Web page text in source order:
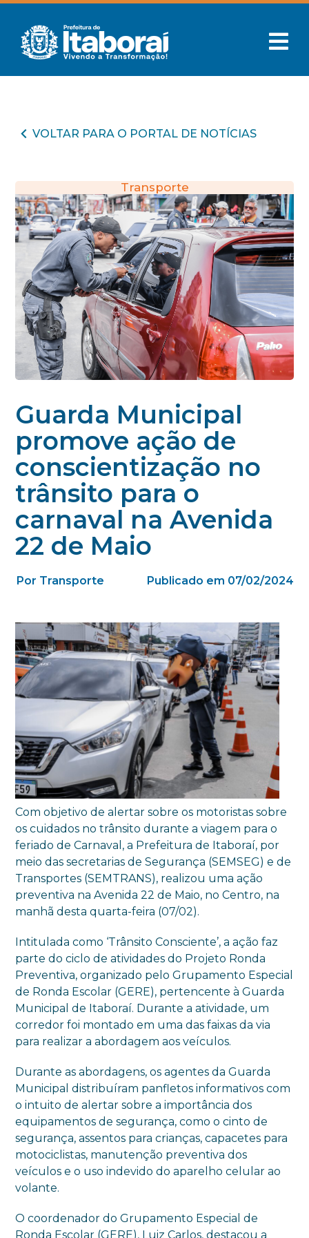
VOLTAR PARA O PORTAL DE NOTÍCIAS
Transporte
Guarda Municipal
promove ação de
conscientização no
trânsito para o
carnaval na Avenida
22 de Maio
Por Transporte Publicado em 07/02/2024
Com objetivo de alertar sobre os motoristas sobre
os cuidados no trânsito durante a viagem para o
feriado de Carnaval, a Prefeitura de Itaboraí, por
meio das secretarias de Segurança (SEMSEG) e de
Transportes (SEMTRANS), realizou uma ação
preventiva na Avenida 22 de Maio, no Centro, na
manhã desta quarta-feira (07/02).
Intitulada como ‘Trânsito Consciente’, a ação faz
parte do ciclo de atividades do Projeto Ronda
Preventiva, organizado pelo Grupamento Especial
de Ronda Escolar (GERE), pertencente à Guarda
Municipal de Itaboraí. Durante a atividade, um
corredor foi montado em uma das faixas da via
para realizar a abordagem aos veículos.
Durante as abordagens, os agentes da Guarda
Municipal distribuíram panfletos informativos com
o intuito de alertar sobre a importância dos
equipamentos de segurança, como o cinto de
segurança, assentos para crianças, capacetes para
motociclistas, manutenção preventiva dos
veículos e o uso indevido do aparelho celular ao
volante.
O coordenador do Grupamento Especial de
Ronda Escolar (GERE), Luiz Carlos, destacou a